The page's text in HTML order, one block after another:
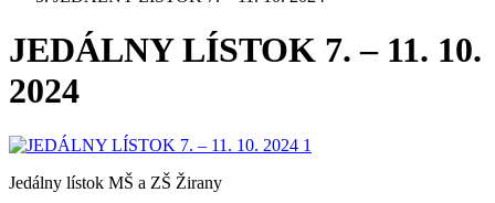
JEDÁLNY LÍSTOK 7. – 11. 10.
2024
Jedálny lístok MŠ a ZŠ Žirany